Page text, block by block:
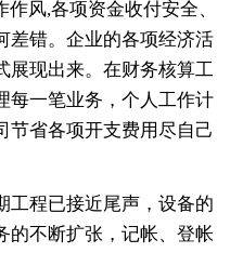
风,各项资金收付安全、
差错。企业的各项经济活
展现出来。在财务核算工
每一笔业务，个人工作计
节省各项开支费用尽自己
工程已接近尾声，设备的
的不断扩张，记帐、登帐